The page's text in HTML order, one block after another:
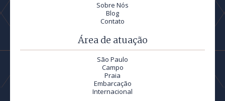
Sobre Nós
Blog
Contato
Área de atuação
São Paulo
Campo
Praia
Embarcação
Internacional